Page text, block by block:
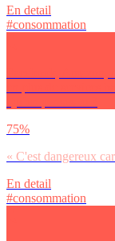
En detail
#consommation
75%
« C'est dangereux
En detail
#consommation